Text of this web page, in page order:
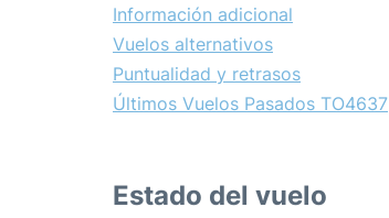
Información adicional
Vuelos alternativos
Puntualidad y retrasos
Últimos Vuelos Pasados TO4637
Estado del vuelo